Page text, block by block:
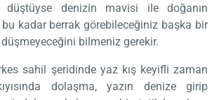
düştüyse denizin mavisi ile doğanın
kadar berrak görebileceğiniz başka bir
bilmeniz gerekir.
sahil şeridinde yaz kış keyifli zaman
dolaşma, yazın denize girip